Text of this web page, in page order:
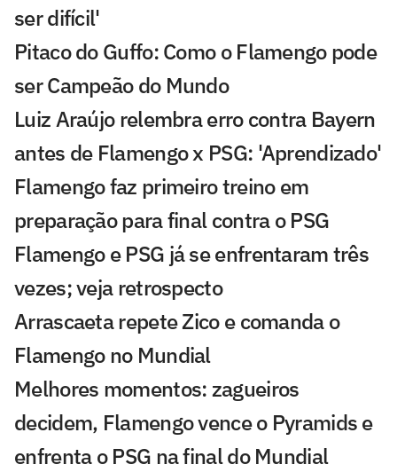
ser difícil'
Pitaco do Guffo: Como o Flamengo pode
ser Campeão do Mundo
Luiz Araújo relembra erro contra Bayern
antes de Flamengo x PSG: 'Aprendizado'
Flamengo faz primeiro treino em
preparação para final contra o PSG
Flamengo e PSG já se enfrentaram três
vezes; veja retrospecto
Arrascaeta repete Zico e comanda o
Flamengo no Mundial
Melhores momentos: zagueiros
decidem, Flamengo vence o Pyramids e
enfrenta o PSG na final do Mundial